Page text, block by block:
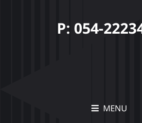
P: 054-
MENU